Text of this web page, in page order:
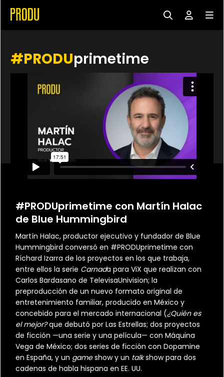
#PRODUprimetime
#PRODUprimetime con Martín Halac
de Blue Hummingbird
Martín Halac, productor ejecutivo y fundador de Blue
Hummingbird conversó en #PRODUprimetime con
Ríchard Izarra de los proyectos en los que trabaja,
entre ellos la serie Carnada para ViX que realizan con
Carlos Bardasano de TelevisaUnivision; la
preproducción de un nuevo formato original de
entretenimiento familiar, producido en México y
concebido para el mercado internacional (¿Quién es
el mejor?que debutó por Las Estrellas; dos proyectos
de ficción —una serie y una película— con Máquina
Vega de México; dos series de ficción con Dopamine
en España, y un gameshow y un talkshow para dos
cadenas de habla hispana en EE. UU.